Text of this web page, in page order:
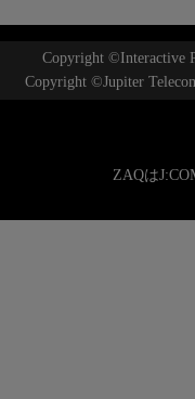
Copyright ©Interactive
Copyright ©Jupiter
ZAQは